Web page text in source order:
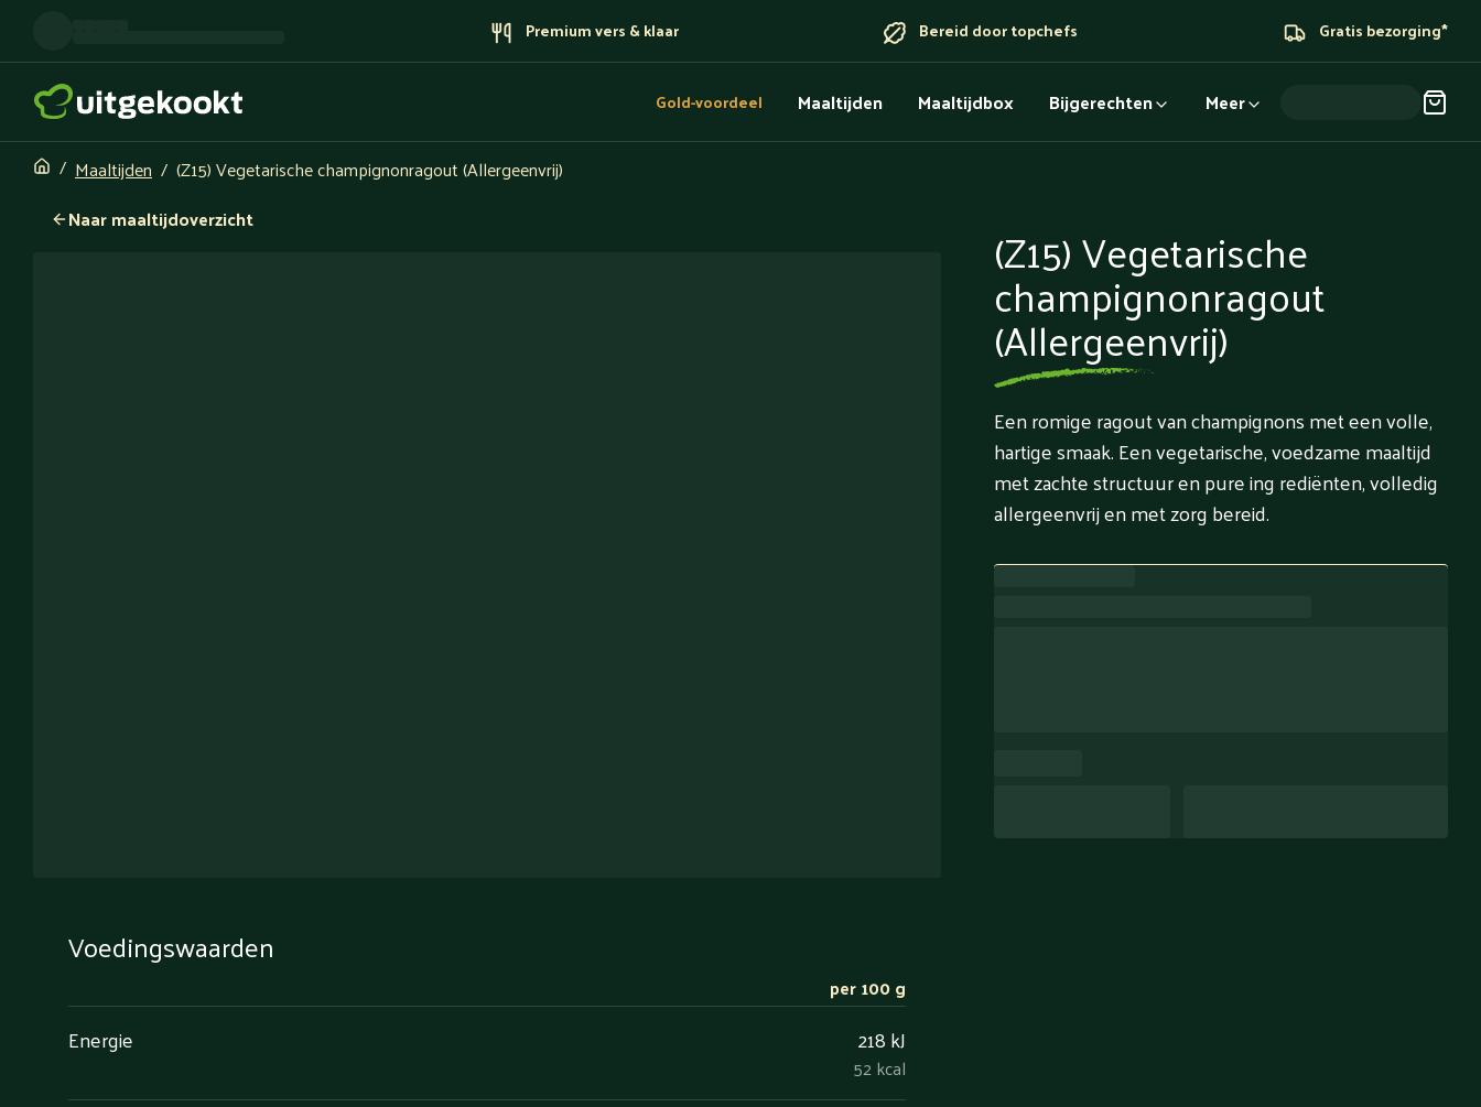
Premium vers & klaar Bereid door topchefs Gratis bezorging*
Gold-voordeel Maaltijden Maaltijdbox Bijgerechten Meer
Maaltijden
(Z15) Vegetarische champignonragout (Allergeenvrij)
Naar maaltijdoverzicht
Voedingswaarden
per 100 g
Energie 218 kJ
52 kcal
(Z15) Vegetarische
champignonragout
(Allergeenvrij)
Een romige ragout van champignons met een volle,
hartige smaak. Een vegetarische, voedzame maaltijd
met zachte structuur en pure ing rediënten, volledig
allergeenvrij en met zorg bereid.